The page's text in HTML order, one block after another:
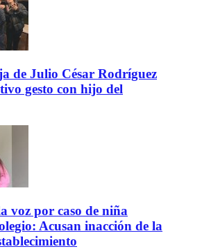
de Julio César Rodríguez
gesto con hijo del
voz por caso de niña
Acusan inacción de la